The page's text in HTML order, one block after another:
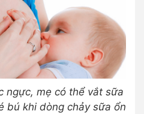
ngực, mẹ có thể vắt sữa
bú khi dòng chảy sữa ổn